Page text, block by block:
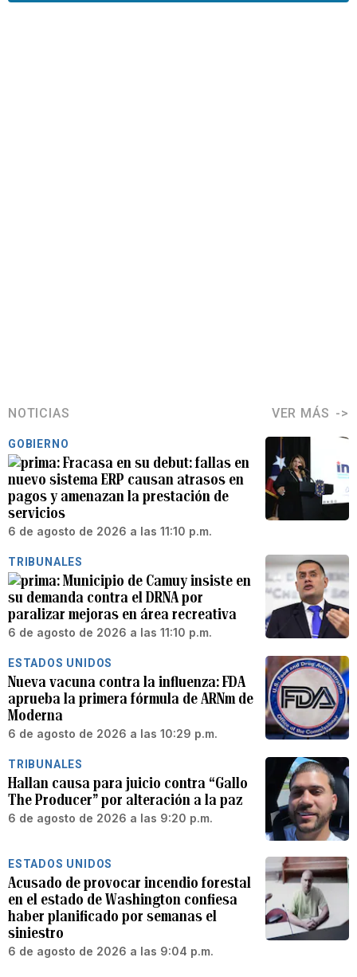
NOTICIAS VER MÁS
GOBIERNO
Fracasa en su debut: fallas en
nuevo sistema ERP causan atrasos en
pagos y amenazan la prestación de
servicios
6 de agosto de 2026 a las 11:10 p.m.
TRIBUNALES
Municipio de Camuy insiste en
su demanda contra el DRNA por
paralizar mejoras en área recreativa
6 de agosto de 2026 a las 11:10 p.m.
ESTADOS UNIDOS
Nueva vacuna contra la influenza: FDA
aprueba la primera fórmula de ARNm de
Moderna
6 de agosto de 2026 a las 10:29 p.m.
TRIBUNALES
Hallan causa para juicio contra “Gallo
The Producer” por alteración a la paz
6 de agosto de 2026 a las 9:20 p.m.
ESTADOS UNIDOS
Acusado de provocar incendio forestal
en el estado de Washington confiesa
haber planificado por semanas el
siniestro
6 de agosto de 2026 a las 9:04 p.m.